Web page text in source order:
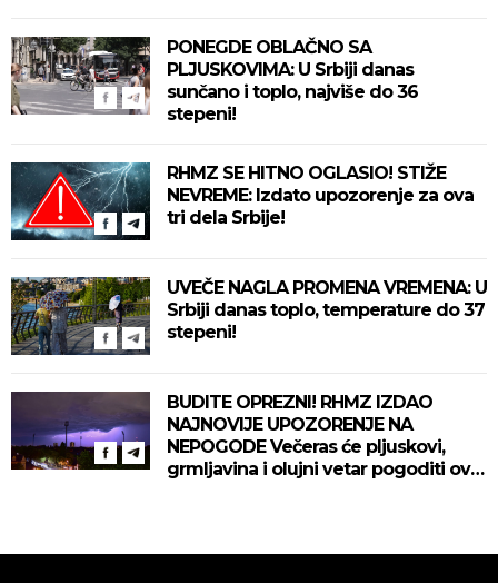
PONEGDE OBLAČNO SA
PLJUSKOVIMA: U Srbiji danas
sunčano i toplo, najviše do 36
stepeni!
RHMZ SE HITNO OGLASIO! STIŽE
NEVREME: Izdato upozorenje za ova
tri dela Srbije!
UVEČE NAGLA PROMENA VREMENA: U
Srbiji danas toplo, temperature do 37
stepeni!
BUDITE OPREZNI! RHMZ IZDAO
NAJNOVIJE UPOZORENJE NA
NEPOGODE Večeras će pljuskovi,
grmljavina i olujni vetar pogoditi ove